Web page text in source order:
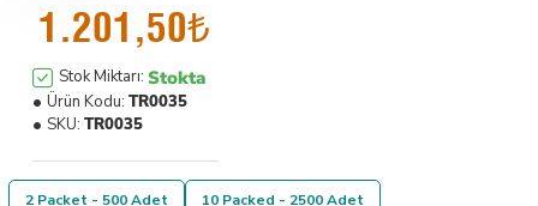
1.201,50₺
Stok Miktarı: Stokta
Ürün Kodu: TR0035
SKU: TR0035
2 Packet - 500 Adet 10 Packed - 2500 Adet